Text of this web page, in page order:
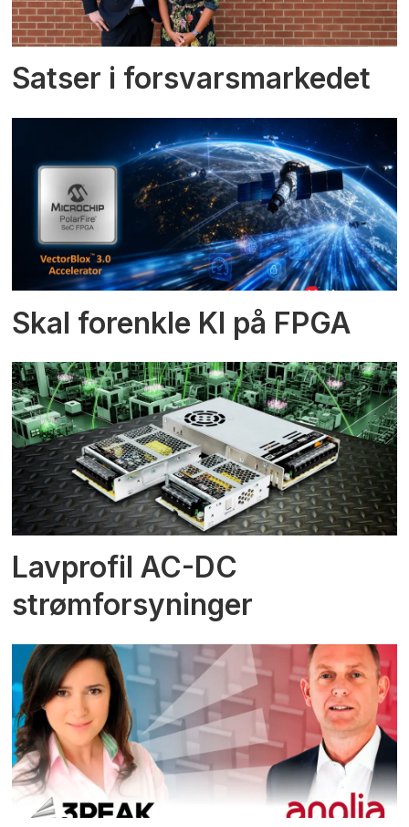
Satser i forsvarsmarkedet
Skal forenkle KI på FPGA
Lavprofil AC-DC
strømforsyninger